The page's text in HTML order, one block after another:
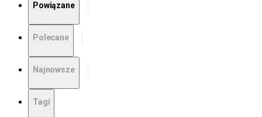
Powiązane
Polecane
Najnowsze
Tagi